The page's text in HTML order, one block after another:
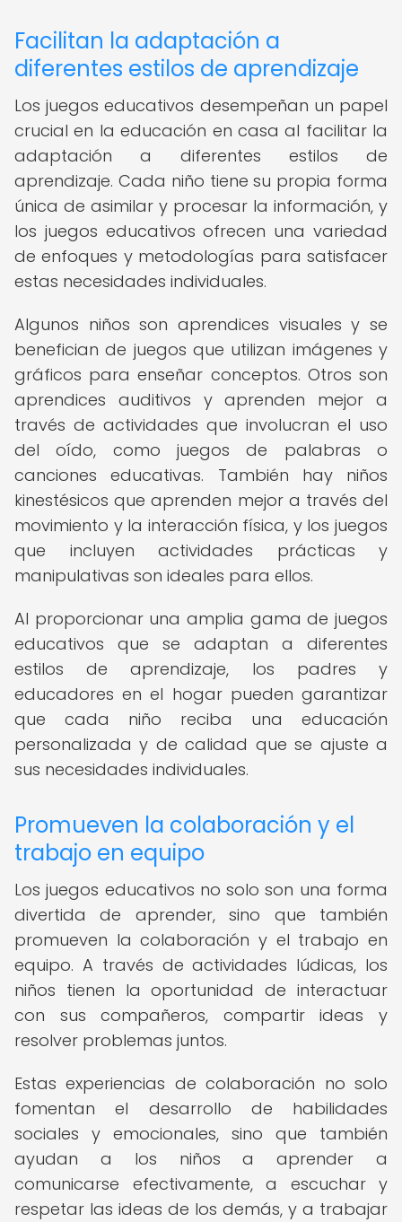
Facilitan la adaptación a
diferentes estilos de aprendizaje
Los juegos educativos desempeñan un papel
crucial en la educación en casa al facilitar la
adaptación a diferentes estilos de
aprendizaje. Cada niño tiene su propia forma
única de asimilar y procesar la información, y
los juegos educativos ofrecen una variedad
de enfoques y metodologías para satisfacer
estas necesidades individuales.
Algunos niños son aprendices visuales y se
benefician de juegos que utilizan imágenes y
gráficos para enseñar conceptos. Otros son
aprendices auditivos y aprenden mejor a
través de actividades que involucran el uso
del oído, como juegos de palabras o
canciones educativas. También hay niños
kinestésicos que aprenden mejor a través del
movimiento y la interacción física, y los juegos
que incluyen actividades prácticas y
manipulativas son ideales para ellos.
Al proporcionar una amplia gama de juegos
educativos que se adaptan a diferentes
estilos de aprendizaje, los padres y
educadores en el hogar pueden garantizar
que cada niño reciba una educación
personalizada y de calidad que se ajuste a
sus necesidades individuales.
Promueven la colaboración y el
trabajo en equipo
Los juegos educativos no solo son una forma
divertida de aprender, sino que también
promueven la colaboración y el trabajo en
equipo. A través de actividades lúdicas, los
niños tienen la oportunidad de interactuar
con sus compañeros, compartir ideas y
resolver problemas juntos.
Estas experiencias de colaboración no solo
fomentan el desarrollo de habilidades
sociales y emocionales, sino que también
ayudan a los niños a aprender a
comunicarse efectivamente, a escuchar y
respetar las ideas de los demás, y a trabajar